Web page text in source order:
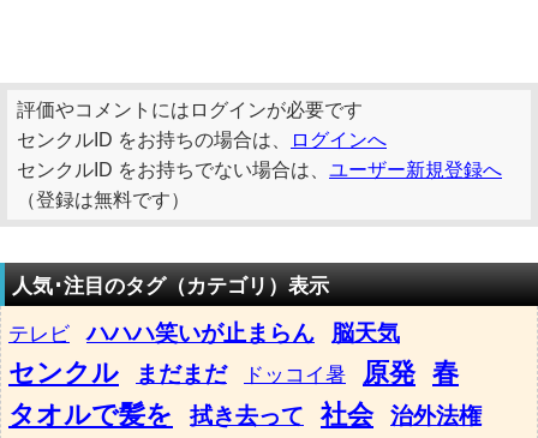
評価やコメントにはログインが必要です
センクルID をお持ちの場合は、
ログインへ
センクルID をお持ちでない場合は、 ユーザー新規登録へ
（登録は無料です）
人気･注目のタグ（カテゴリ）表示
テレビ
ハハハ笑いが止まらん 脳天気
センクル まだまだ ドッコイ暑 原発 春
タオルで髪を
拭き去って 社会 治外法権